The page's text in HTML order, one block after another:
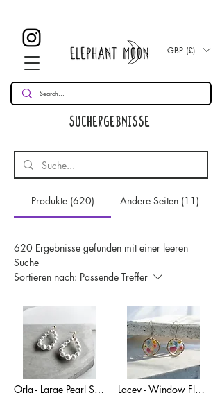
GBP (£)
Suchergebnisse
Produkte (620) Andere Seiten (11)
620 Ergebnisse gefunden mit einer leeren
Suche
Sortieren nach: Passende Treffer
Orla - Large Pearl Statement Earrings Lacey - Window Floral Earrings